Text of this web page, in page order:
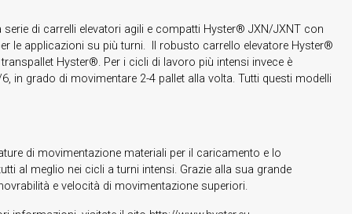
di carrelli elevatori agili e compatti Hyster® JXN/JXNT con
le applicazioni su più turni. Il robusto carrello elevatore Hyster®
Hyster®. Per i cicli di lavoro più intensi invece è
in grado di movimentare 2-4 pallet alla volta. Tutti questi modelli
di movimentazione materiali per il caricamento e lo
al meglio nei cicli a turni intensi. Grazie alla sua grande
e velocità di movimentazione superiori.